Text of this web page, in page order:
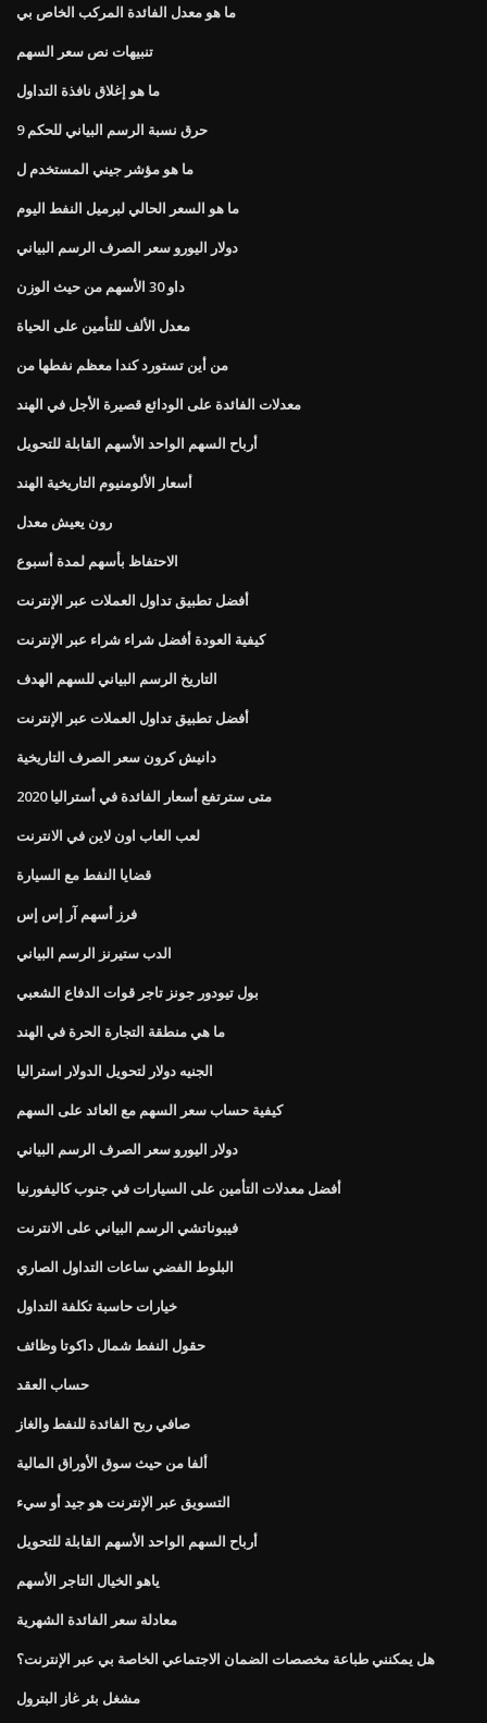
ما هو معدل الفائدة المركب الخاص بي
تنبيهات نص سعر السهم
ما هو إغلاق نافذة التداول
حرق نسبة الرسم البياني للحكم 9
ما هو مؤشر جيني المستخدم ل
ما هو السعر الحالي لبرميل النفط اليوم
دولار اليورو سعر الصرف الرسم البياني
داو 30 الأسهم من حيث الوزن
معدل الألف للتأمين على الحياة
من أين تستورد كندا معظم نفطها من
معدلات الفائدة على الودائع قصيرة الأجل في الهند
أرباح السهم الواحد الأسهم القابلة للتحويل
أسعار الألومنيوم التاريخية الهند
رون يعيش معدل
الاحتفاظ بأسهم لمدة أسبوع
أفضل تطبيق تداول العملات عبر الإنترنت
كيفية العودة أفضل شراء شراء عبر الإنترنت
التاريخ الرسم البياني للسهم الهدف
أفضل تطبيق تداول العملات عبر الإنترنت
دانيش كرون سعر الصرف التاريخية
متى سترتفع أسعار الفائدة في أستراليا 2020
لعب العاب اون لاين في الانترنت
قضايا النفط مع السيارة
فرز أسهم آر إس إس
الدب ستيرنز الرسم البياني
بول تيودور جونز تاجر قوات الدفاع الشعبي
ما هي منطقة التجارة الحرة في الهند
الجنيه دولار لتحويل الدولار استراليا
كيفية حساب سعر السهم مع العائد على السهم
دولار اليورو سعر الصرف الرسم البياني
أفضل معدلات التأمين على السيارات في جنوب كاليفورنيا
فيبوناتشي الرسم البياني على الانترنت
البلوط الفضي ساعات التداول الصاري
خيارات حاسبة تكلفة التداول
حقول النفط شمال داكوتا وظائف
حساب العقد
صافي ربح الفائدة للنفط والغاز
ألفا من حيث سوق الأوراق المالية
التسويق عبر الإنترنت هو جيد أو سيء
أرباح السهم الواحد الأسهم القابلة للتحويل
ياهو الخيال التاجر الأسهم
معادلة سعر الفائدة الشهرية
هل يمكنني طباعة مخصصات الضمان الاجتماعي الخاصة بي عبر الإنترنت؟
مشغل بئر غاز البترول